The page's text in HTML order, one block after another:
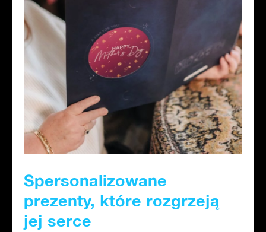
Spersonalizowane
prezenty, które rozgrzeją
jej serce